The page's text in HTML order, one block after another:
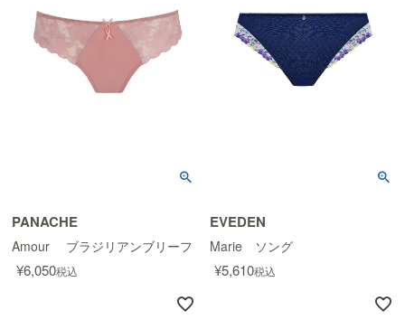
PANACHE
Amour ブラジリアンブリーフ
¥6,050税込
EVEDEN
Marie ソング
¥5,610税込